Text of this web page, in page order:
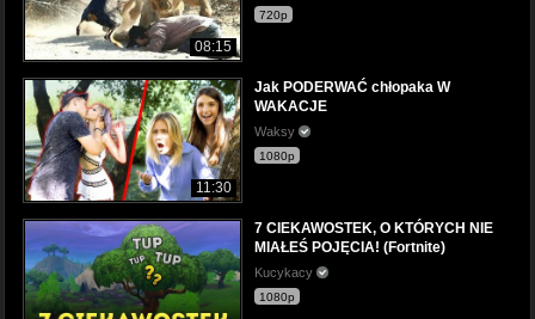
08:15
720p
11:30
Jak PODERWAĆ chłopaka W
WAKACJE
Waksy
1080p
7 CIEKAWOSTEK, O KTÓRYCH NIE
MIAŁEŚ POJĘCIA! (Fortnite)
Kucykacy
1080p